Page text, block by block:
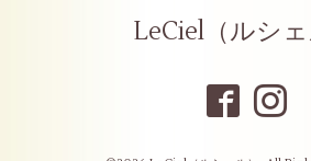
LeCiel（ルシェ